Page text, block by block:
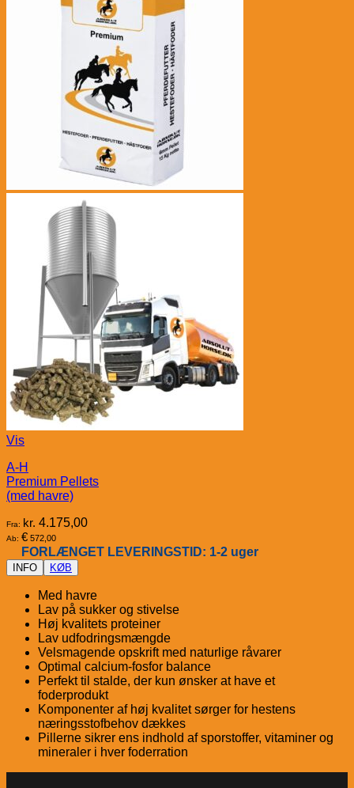
Vis
A-H
Premium Pellets
(med havre)
Fra: kr. 4.175,00
Ab: € 572,00
FORLÆNGET LEVERINGSTID: 1-2 uger
INFO KØB
Med havre
Lav på sukker og stivelse
Høj kvalitets proteiner
Lav udfodringsmængde
Velsmagende opskrift med naturlige råvarer
Optimal calcium-fosfor balance
Perfekt til stalde, der kun ønsker at have et
foderprodukt
Komponenter af høj kvalitet sørger for hestens
næringsstofbehov dækkes
Pillerne sikrer ens indhold af sporstoffer, vitaminer og
mineraler i hver foderration